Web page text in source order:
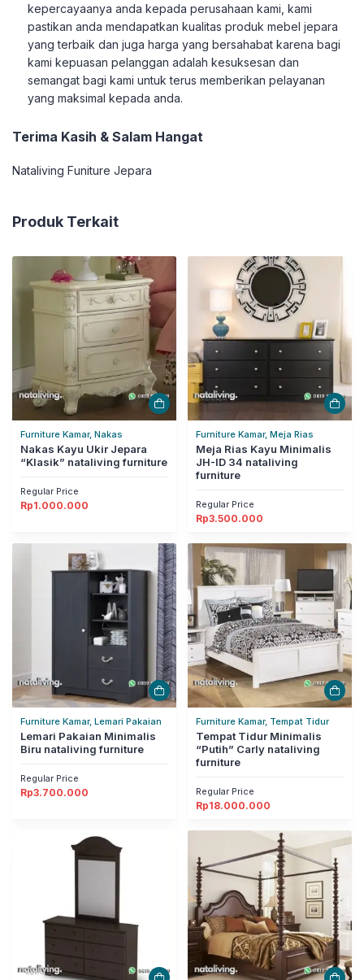
kepercayaanya anda kepada perusahaan kami, kami
pastikan anda mendapatkan kualitas produk mebel jepara
yang terbaik dan juga harga yang bersahabat karena bagi
kami kepuasan pelanggan adalah kesuksesan dan
semangat bagi kami untuk terus memberikan pelayanan
yang maksimal kepada anda.
Terima Kasih & Salam Hangat
Nataliving Funiture Jepara
Produk Terkait
Furniture Kamar, Nakas
Nakas Kayu Ukir Jepara
“Klasik” nataliving furniture
Regular Price
Rp1.000.000
Furniture Kamar, Meja Rias
Meja Rias Kayu Minimalis
JH-ID 34 nataliving
furniture
Regular Price
Rp3.500.000
Furniture Kamar, Lemari Pakaian
Lemari Pakaian Minimalis
Biru nataliving furniture
Regular Price
Rp3.700.000
Furniture Kamar, Tempat Tidur
Tempat Tidur Minimalis
“Putih” Carly nataliving
furniture
Regular Price
Rp18.000.000